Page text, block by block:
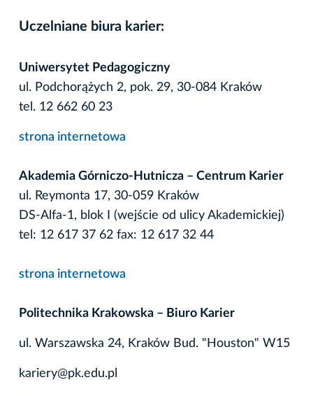
Uczelniane biura karier:
Uniwersytet Pedagogiczny
ul. Podchorążych 2, pok. 29, 30-084 Kraków
tel. 12 662 60 23
strona internetowa
Akademia Górniczo-Hutnicza – Centrum Karier
ul. Reymonta 17, 30-059 Kraków
DS-Alfa-1, blok I (wejście od ulicy Akademickiej)
tel: 12 617 37 62 fax: 12 617 32 44
strona internetowa
Politechnika Krakowska – Biuro Karier
ul. Warszawska 24, Kraków Bud. "Houston" W15
kariery@pk.edu.pl